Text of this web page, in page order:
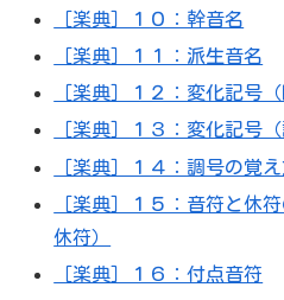
［楽典］１０：幹音名
［楽典］１１：派生音名
［楽典］１２：変化記号（
［楽典］１３：変化記号（
［楽典］１４：調号の覚
［楽典］１５：音符と休
休符）
［楽典］１６：付点音符